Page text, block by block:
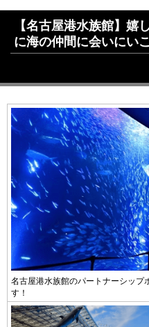
【名古屋港水族館】
に海の仲間に会いにい
名古屋港水族館のパートナーシッ
す！